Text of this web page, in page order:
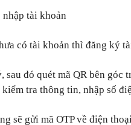
tài khoản
có tài khoản thì đăng ký
sau đó quét mã QR bên góc
tra thông tin, nhập số
sẽ gửi mã OTP về điện